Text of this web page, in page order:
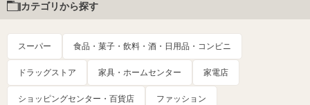
カテゴリから探す
スーパー 食品・菓子・飲料・酒・日用品・コンビニ
ドラッグストア 家具・ホームセンター 家電店
ショッピングセンター・百貨店 ファッション